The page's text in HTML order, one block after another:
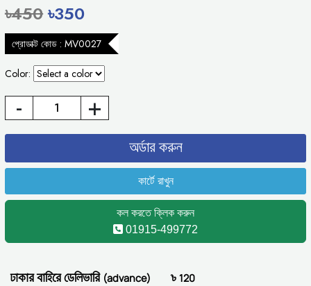
৳450৳350
প্রোডাক্ট কোড : MV0027
Color:
- +
কল করতে ক্লিক করুন
01915-499772
ঢাকার বাহিরে ডেলিভারি (advance) ৳ 120